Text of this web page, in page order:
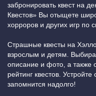
забронировать квест на
Квестов» Вы отыщете
хорроров и других игр по
Страшные квесты на
взрослым и детям.
описание и фото, а также
рейтинг квестов.
запомнится надолго!